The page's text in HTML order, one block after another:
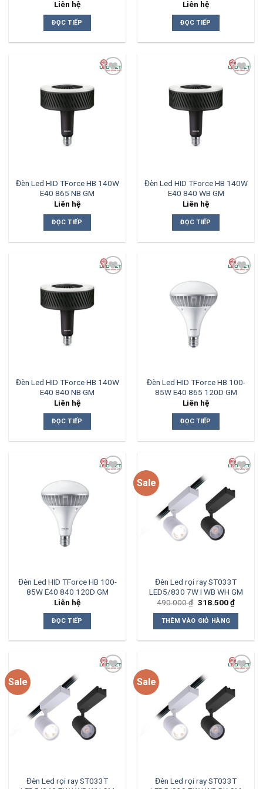
Liên hệ
ĐỌC TIẾP
Liên hệ
ĐỌC TIẾP
Đèn Led HID TForce HB 140W
E40 865 NB GM
Liên hệ
ĐỌC TIẾP
Đèn Led HID TForce HB 140W
E40 840 WB GM
Liên hệ
ĐỌC TIẾP
Đèn Led HID TForce HB 140W
E40 840 NB GM
Liên hệ
ĐỌC TIẾP
Đèn Led HID TForce HB 100-
85W E40 865 120D GM
Liên hệ
ĐỌC TIẾP
Đèn Led HID TForce HB 100-
85W E40 840 120D GM
Liên hệ
ĐỌC TIẾP
Sale
Add to
Đèn Led rọi ray ST033T
LED5/830 7W I WB WH GM
490.000₫ Giá
là:
490.000 ₫.
318.500₫Giá
hiện
THÊM VÀO GIỎ HÀNG
Sale
Add to
Đèn Led rọi ray ST033T
Sale
Add to
Đèn Led rọi ray ST033T